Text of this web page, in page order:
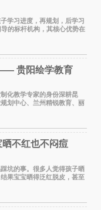
学习进度，再规划，后学习
的标杆机构，其核心优势在
贵阳绘学教育
化教学专家的身份深耕昆
划中心、兰州精锐教育、丽
不红也不闷痘
坑的事。很多人觉得孩子晒
果宝宝晒得泛红脱皮，甚至